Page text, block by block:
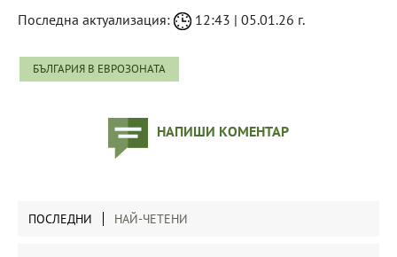
Последна актуализация: 12:43 | 05.01.26 г.
БЪЛГАРИЯ В ЕВРОЗОНАТА
НАПИШИ КОМЕНТАР
ПОСЛЕДНИ НАЙ-ЧЕТЕНИ